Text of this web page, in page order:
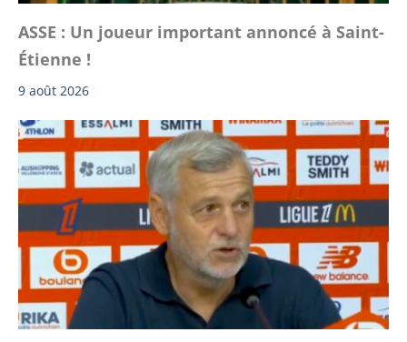
ASSE : Un joueur important annoncé à Saint-
Étienne !
9 août 2026